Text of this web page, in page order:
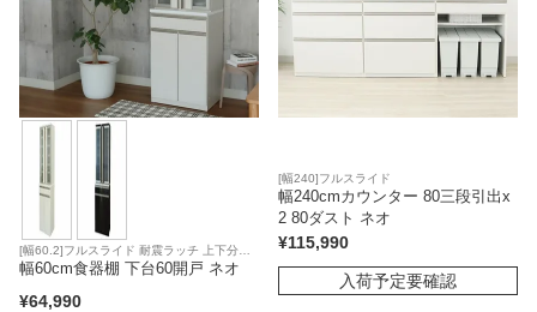
[幅60.2]フルスライド 耐震ラッチ 上下分割
搬入可
幅60cm食器棚 下台60開戸 ネオ
¥64,990
[幅240]フルスライド
幅240cmカウンター 80三段引出x
2 80ダスト ネオ
¥115,990
入荷予定要確認